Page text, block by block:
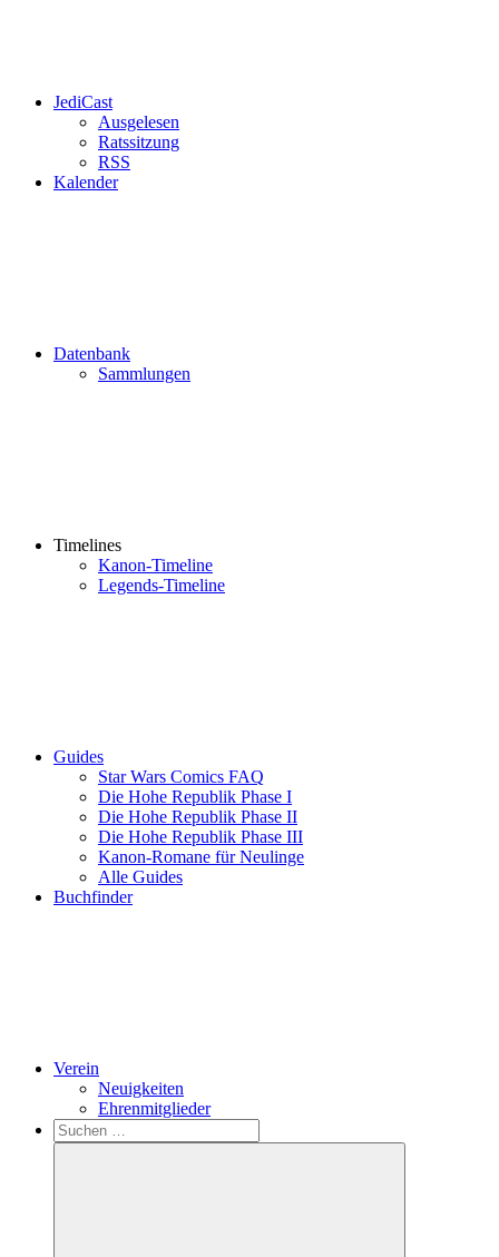
JediCast
Ausgelesen
Ratssitzung
RSS
Kalender
Datenbank
Sammlungen
Timelines
Kanon-Timeline
Legends-Timeline
Guides
Star Wars Comics FAQ
Die Hohe Republik Phase I
Die Hohe Republik Phase II
Die Hohe Republik Phase III
Kanon-Romane für Neulinge
Alle Guides
Buchfinder
Verein
Neuigkeiten
Ehrenmitglieder
Search
Suchen
nach: